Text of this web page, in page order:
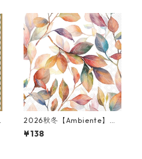
2026秋冬【Ambiente】バ
ラ売り2枚 ランチサイズ ペ
ーパーナプキン colouful le
¥138